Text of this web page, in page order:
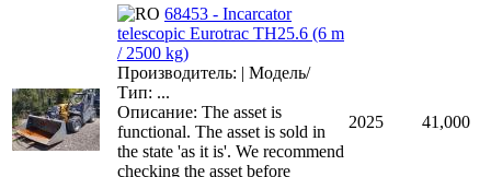
68453 - Incarcator
telescopic Eurotrac TH25.6 (6 m
/ 2500 kg)
Производитель: | Модель/
Тип: ...
Описание: The asset is
functional. The asset is sold in
the state 'as it is'. We recommend
checking the asset before
2025 41,000